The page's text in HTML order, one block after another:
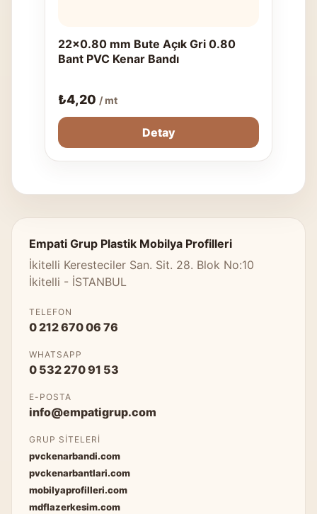
22x0.80 mm Bute Açık Gri 0.80
Bant PVC Kenar Bandı
₺4,20 / mt
Detay
Empati Grup Plastik Mobilya Profilleri
İkitelli Keresteciler San. Sit. 28. Blok No:10
İkitelli - İSTANBUL
TELEFON
0 212 670 06 76
WHATSAPP
0 532 270 91 53
E-POSTA
info@empatigrup.com
GRUP SITELERI
pvckenarbandi.com
pvckenarbantlari.com
mobilyaprofilleri.com
mdflazerkesim.com